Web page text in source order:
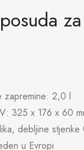
zapremine: 2,0 l
325 x 176 x 60
debljine stjenke
u Evropi